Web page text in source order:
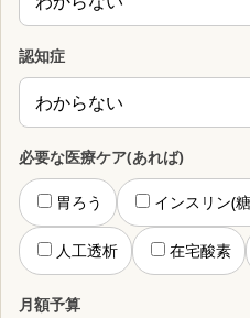
認知症
必要な医療ケア(あれば)
胃ろう インスリン(
人工透析 在宅酸素
月額予算